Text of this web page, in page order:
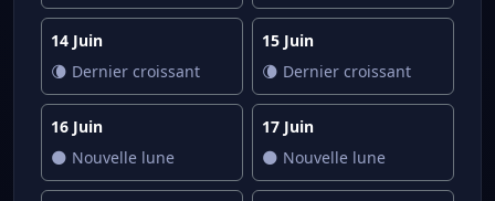
14 Juin
🌘 Dernier croissant
15 Juin
🌘 Dernier croissant
16 Juin
🌑 Nouvelle lune
17 Juin
🌑 Nouvelle lune